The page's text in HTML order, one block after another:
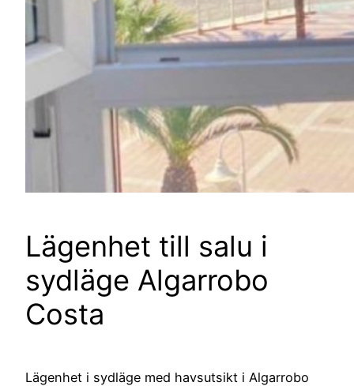
Lägenhet till salu i
sydläge Algarrobo
Costa
Lägenhet i sydläge med havsutsikt i Algarrobo